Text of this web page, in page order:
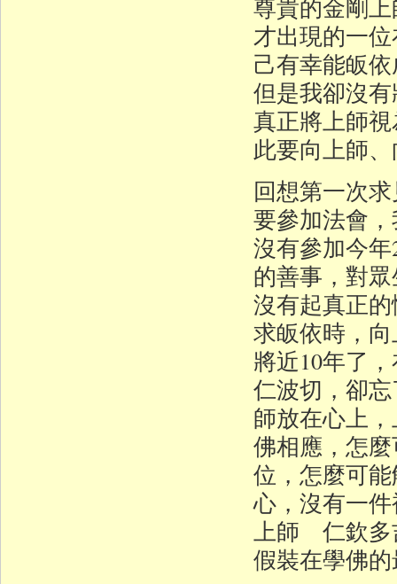
尊貴的金剛
才出現的一
己有幸能皈
但是我卻沒
真正將上師
此要向上師
回想第一次
要參加法會
沒有參加今
的善事，對
沒有起真正
求皈依時，
將近10年了
仁波切，卻
師放在心上
佛相應，怎
位，怎麼可
心，沒有一
上師 仁欽多
假裝在學佛